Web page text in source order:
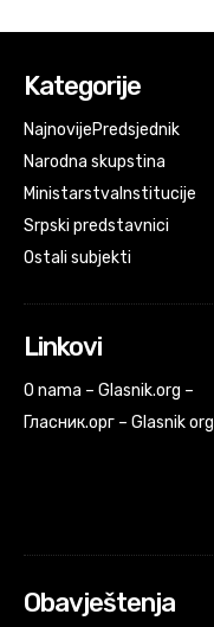
Kategorije
NajnovijePredsjednik
Narodna skupstina
MinistarstvaInstitucije
Srpski predstavnici
Ostali subjekti
Linkovi
O nama – Glasnik.org –
Гласник.орг – Glasnik org
Obavještenja